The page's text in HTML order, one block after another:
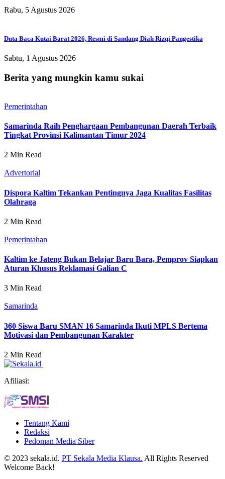
Rabu, 5 Agustus 2026
Duta Baca Kutai Barat 2026, Resmi di Sandang Diah Rizqi Pangestika
Sabtu, 1 Agustus 2026
Berita yang mungkin kamu sukai
Pemerintahan
Samarinda Raih Penghargaan Pembangunan Daerah Terbaik
Tingkat Provinsi Kalimantan Timur 2024
2 Min Read
Advertorial
Dispora Kaltim Tekankan Pentingnya Jaga Kualitas Fasilitas
Olahraga
2 Min Read
Pemerintahan
Kaltim ke Jateng Bukan Belajar Baru Bara, Pemprov Siapkan
Aturan Khusus Reklamasi Galian C
3 Min Read
Samarinda
360 Siswa Baru SMAN 16 Samarinda Ikuti MPLS Bertema
Motivasi dan Pembangunan Karakter
2 Min Read
Afiliasi:
Tentang Kami
Redaksi
Pedoman Media Siber
© 2023 sekala.id. PT Sekala Media Klausa. All Rights Reserved
Welcome Back!